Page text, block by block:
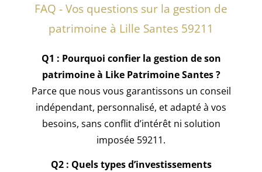
FAQ - Vos questions sur la gestion de
patrimoine à Lille Santes 59211
Q1 : Pourquoi confier la gestion de son
patrimoine à Like Patrimoine Santes ?
Parce que nous vous garantissons un conseil
indépendant, personnalisé, et adapté à vos
besoins, sans conflit d’intérêt ni solution
imposée 59211.
Q2 : Quels types d’investissements